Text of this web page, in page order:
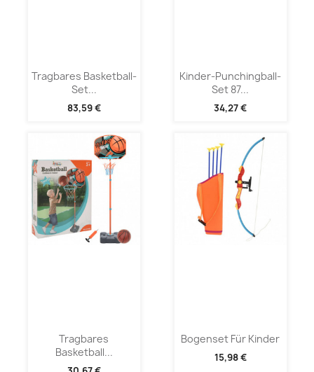
Tragbares Basketball-
Set...
83,59 €
Kinder-Punchingball-
Set 87...
34,27 €
Tragbares
Basketball...
Bogenset Für Kinder
15,98 €